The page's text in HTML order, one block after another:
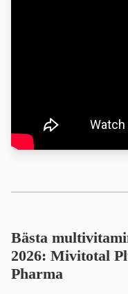
Bästa
2026: Mivitotal
Pharma